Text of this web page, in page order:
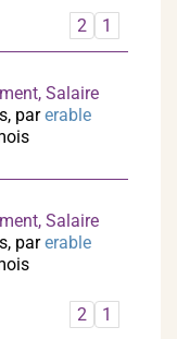
1
2
Salaire
parerable
Salaire
parerable
1
2